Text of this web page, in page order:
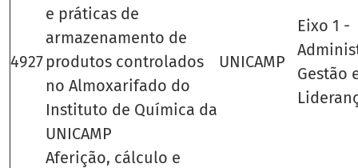
4927
e práticas de
armazenamento de
produtos controlados
no Almoxarifado do
Instituto de Química da
UNICAMP
UNICAMP
Eixo 1 -
Gestão
Aferição, cálculo e